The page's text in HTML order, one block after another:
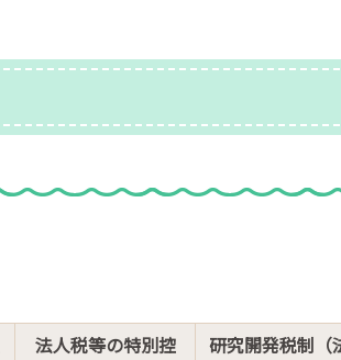
法人税等の特別控
研究開発税制（